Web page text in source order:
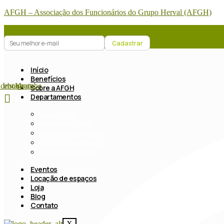
AFGH – Associação dos Funcionários do Grupo Herval (AFGH)
Início
Benefícios
Sobre a AFGH
Departamentos
Eventos
Locação de espaços
Loja
Blog
Contato
Instagram
Youtube